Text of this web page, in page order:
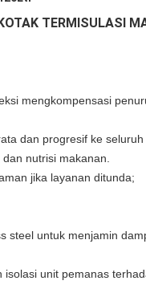
TERMISULASI
mengkompensasi
dan progresif ke
nutrisi makanan.
jika layanan ditunda;
steel untuk menjamin
unit pemanas